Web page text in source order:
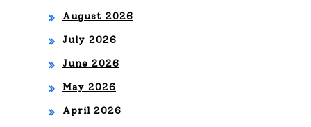
RIT
August 2026
July 2026
June 2026
May 2026
April 2026